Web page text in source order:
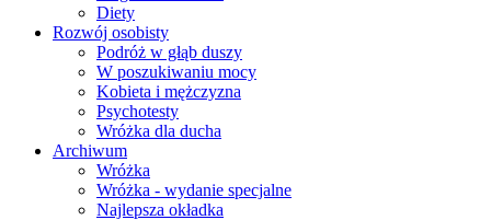
Diety
Rozwój osobisty
Podróż w głąb duszy
W poszukiwaniu mocy
Kobieta i mężczyzna
Psychotesty
Wróżka dla ducha
Archiwum
Wróżka
Wróżka - wydanie specjalne
Najlepsza okładka